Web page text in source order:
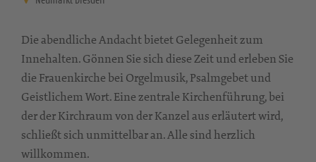
Die abendliche Andacht bietet Gelegenheit zum
Innehalten. Gönnen Sie sich diese Zeit und erleben Sie
die Frauenkirche bei Orgelmusik, Psalmgebet und
Geistlichem Wort. Eine zentrale Kirchenführung, bei
der der Kirchraum von der Kanzel aus erläutert wird,
schließt sich unmittelbar an. Alle sind herzlich
willkommen.